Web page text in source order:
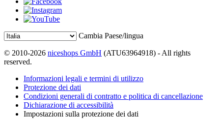
Cambia Paese/lingua
© 2010-2026 niceshops GmbH (ATU63964918) - All rights
reserved.
Informazioni legali e termini di utilizzo
Protezione dei dati
Condizioni generali di contratto e politica di cancellazione
Dichiarazione di accessibilità
Impostazioni sulla protezione dei dati